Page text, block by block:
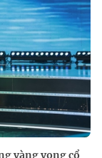
vàng vọng cổ